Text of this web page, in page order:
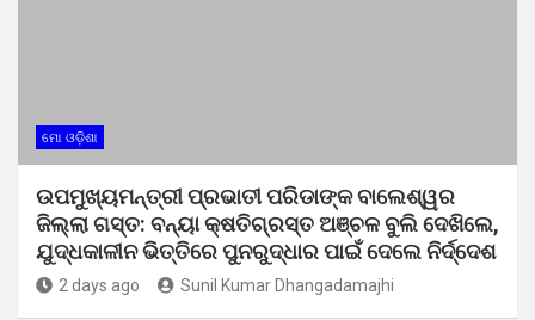
ମୋ ଓଡ଼ିଶା
ଉପମୁଖ୍ୟମନ୍ତ୍ରୀ ପ୍ରଭାତୀ ପରିଡାଙ୍କ ବାଲେଶ୍ୱର
ଜିଲ୍ଲା ଗସ୍ତ: ବନ୍ୟା କ୍ଷତିଗ୍ରସ୍ତ ଅଞ୍ଚଳ ବୁଲି ଦେଖିଲେ,
ଯୁଦ୍ଧକାଳୀନ ଭିତ୍ତିରେ ପୁନରୁଦ୍ଧାର ପାଇଁ ଦେଲେ ନିର୍ଦ୍ଦେଶ
2 days ago Sunil Kumar Dhangadamajhi